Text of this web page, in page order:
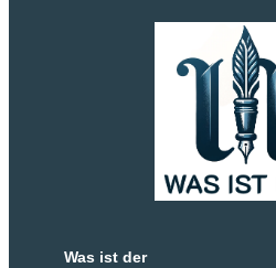
Was ist der